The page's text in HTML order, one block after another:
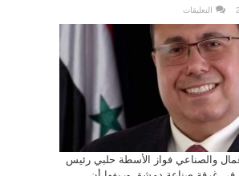
التعليقات
الأعمال
و
الصناعي
فواز
الأسطة
حلبي
يدعو
لاختيار
انتخابات
غرفة
تجارة
العاصمة
مغلقة
والصناعي فواز الأسطة حلبي رئيس